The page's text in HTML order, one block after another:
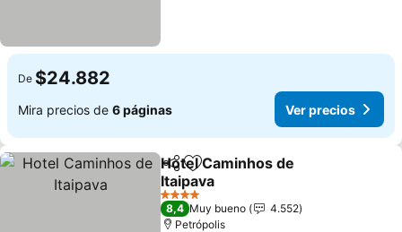
De $24.882
Mira precios de 6 páginas Ver precios
CompartirAgregar a favoritos
Hotel Caminhos de
Itaipava
Ver precios
4 Estrellas
8,4 Muy bueno
4.552
Petrópolis